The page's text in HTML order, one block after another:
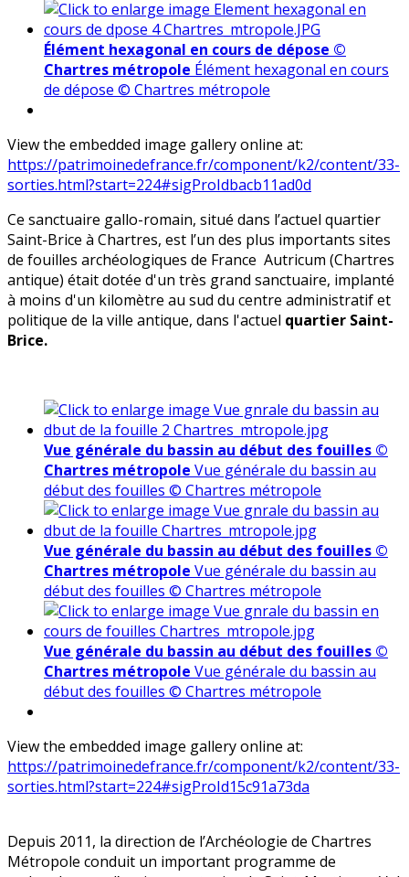
Élément hexagonal en cours de dépose ©
Chartres métropole Élément hexagonal en cours
de dépose © Chartres métropole
View the embedded image gallery online at:
https://patrimoinedefrance.fr/component/k2/content/33-
sorties.html?start=224#sigProIdbacb11ad0d
Ce sanctuaire gallo-romain, situé dans l’actuel quartier
Saint-Brice à Chartres, est l’un des plus importants sites
de fouilles archéologiques de France Autricum (Chartres
antique) était dotée d'un très grand sanctuaire, implanté
à moins d'un kilomètre au sud du centre administratif et
politique de la ville antique, dans l'actuel quartier Saint-
Brice.
Vue générale du bassin au début des fouilles ©
Chartres métropole Vue générale du bassin au
début des fouilles © Chartres métropole
Vue générale du bassin au début des fouilles ©
Chartres métropole Vue générale du bassin au
début des fouilles © Chartres métropole
Vue générale du bassin au début des fouilles ©
Chartres métropole Vue générale du bassin au
début des fouilles © Chartres métropole
View the embedded image gallery online at:
https://patrimoinedefrance.fr/component/k2/content/33-
sorties.html?start=224#sigProId15c91a73da
Depuis 2011, la direction de l’Archéologie de Chartres
Métropole conduit un important programme de